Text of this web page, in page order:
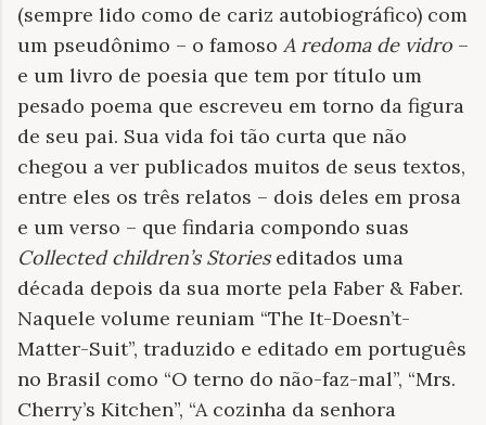
(sempre lido como de cariz autobiográfico) com
um pseudônimo – o famoso A redoma de vidro –
e um livro de poesia que tem por título um
pesado poema que escreveu em torno da figura
de seu pai. Sua vida foi tão curta que não
chegou a ver publicados muitos de seus textos,
entre eles os três relatos – dois deles em prosa
e um verso – que findaria compondo suas
Collected children’s Storieseditados uma
década depois da sua morte pela Faber & Faber.
Naquele volume reuniam “The It-Doesn’t-
Matter-Suit”, traduzido e editado em português
no Brasil como “O terno do não-faz-mal”, “Mrs.
Cherry’s Kitchen”, “A cozinha da senhora